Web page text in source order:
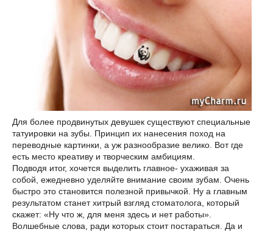
Для более продвинутых девушек существуют специальные
татуировки на зубы. Принцип их нанесения поход на
переводные картинки, а уж разнообразие велико. Вот где
есть место креативу и творческим амбициям.
Подводя итог, хочется выделить главное- ухаживая за
собой, ежедневно уделяйте внимание своим зубам. Очень
быстро это становится полезной привычкой. Ну а главным
результатом станет хитрый взгляд стоматолога, который
скажет: «Ну что ж, для меня здесь и нет работы».
Волшебные слова, ради которых стоит постараться. Да и